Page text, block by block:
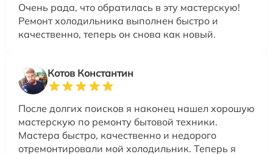
Очень рада, что обратилась в эту мастерскую!
Ремонт холодильника выполнен быстро и
качественно, теперь он снова как новый.
Котов Константин
После долгих поисков я наконец нашел хорошую
мастерскую по ремонту бытовой техники.
Мастера быстро, качественно и недорого
отремонтировали мой холодильник. Теперь я